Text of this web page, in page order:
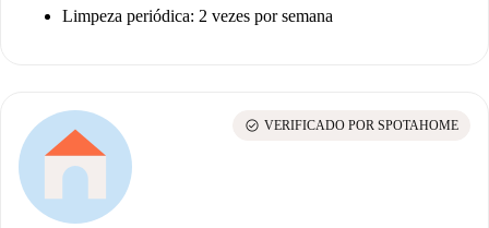
Limpeza periódica: 2 vezes por semana
check_circle VERIFICADO POR SPOTAHOME